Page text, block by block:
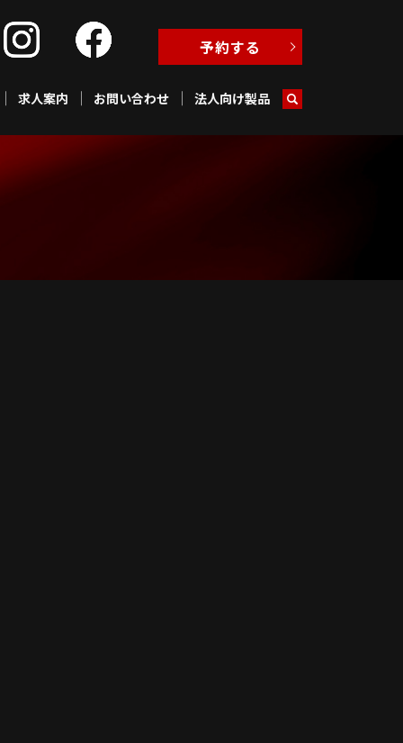
求人案内 お問い合わせ 法人向け製品
予約する